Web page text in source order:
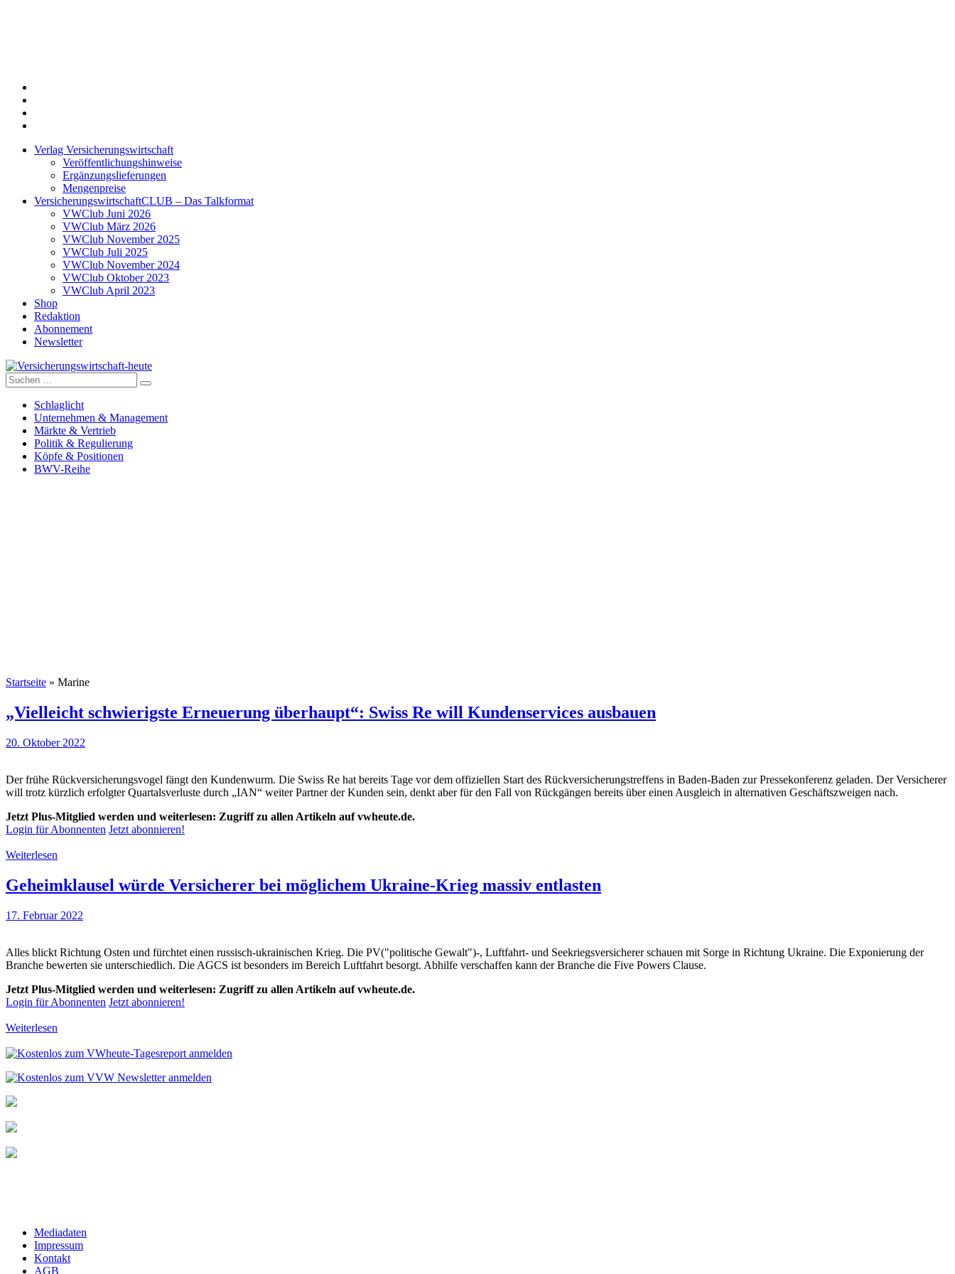
Verlag Versicherungswirtschaft
Veröffentlichungshinweise
Ergänzungslieferungen
Mengenpreise
VersicherungswirtschaftCLUB – Das Talkformat
VWClub Juni 2026
VWClub März 2026
VWClub November 2025
VWClub Juli 2025
VWClub November 2024
VWClub Oktober 2023
VWClub April 2023
Shop
Redaktion
Abonnement
Newsletter
Versicherungswirtschaft-heute
Suche
nach:
Schlaglicht
Unternehmen & Management
Märkte & Vertrieb
Politik & Regulierung
Köpfe & Positionen
BWV-Reihe
Startseite » Marine
„Vielleicht schwierigste Erneuerung überhaupt“: Swiss Re will Kundenservices ausbauen
20. Oktober 2022
Der frühe Rückversicherungsvogel fängt den Kundenwurm. Die Swiss Re hat bereits Tage vor dem offiziellen Start des Rückversicherungstreffens in Baden-Baden zur Pressekonferenz geladen. Der Versicherer
will trotz kürzlich erfolgter Quartalsverluste durch „IAN“ weiter Partner der Kunden sein, denkt aber für den Fall von Rückgängen bereits über einen Ausgleich in alternativen Geschäftszweigen nach.
Jetzt Plus-Mitglied werden und weiterlesen: Zugriff zu allen Artikeln auf vwheute.de.
Login für Abonnenten Jetzt abonnieren!
Weiterlesen
Geheimklausel würde Versicherer bei möglichem Ukraine-Krieg massiv entlasten
17. Februar 2022
Alles blickt Richtung Osten und fürchtet einen russisch-ukrainischen Krieg. Die PV("politische Gewalt")-, Luftfahrt- und Seekriegsversicherer schauen mit Sorge in Richtung Ukraine. Die Exponierung der
Branche bewerten sie unterschiedlich. Die AGCS ist besonders im Bereich Luftfahrt besorgt. Abhilfe verschaffen kann der Branche die Five Powers Clause.
Jetzt Plus-Mitglied werden und weiterlesen: Zugriff zu allen Artikeln auf vwheute.de.
Login für Abonnenten Jetzt abonnieren!
Weiterlesen
Mediadaten
Impressum
Kontakt
AGB